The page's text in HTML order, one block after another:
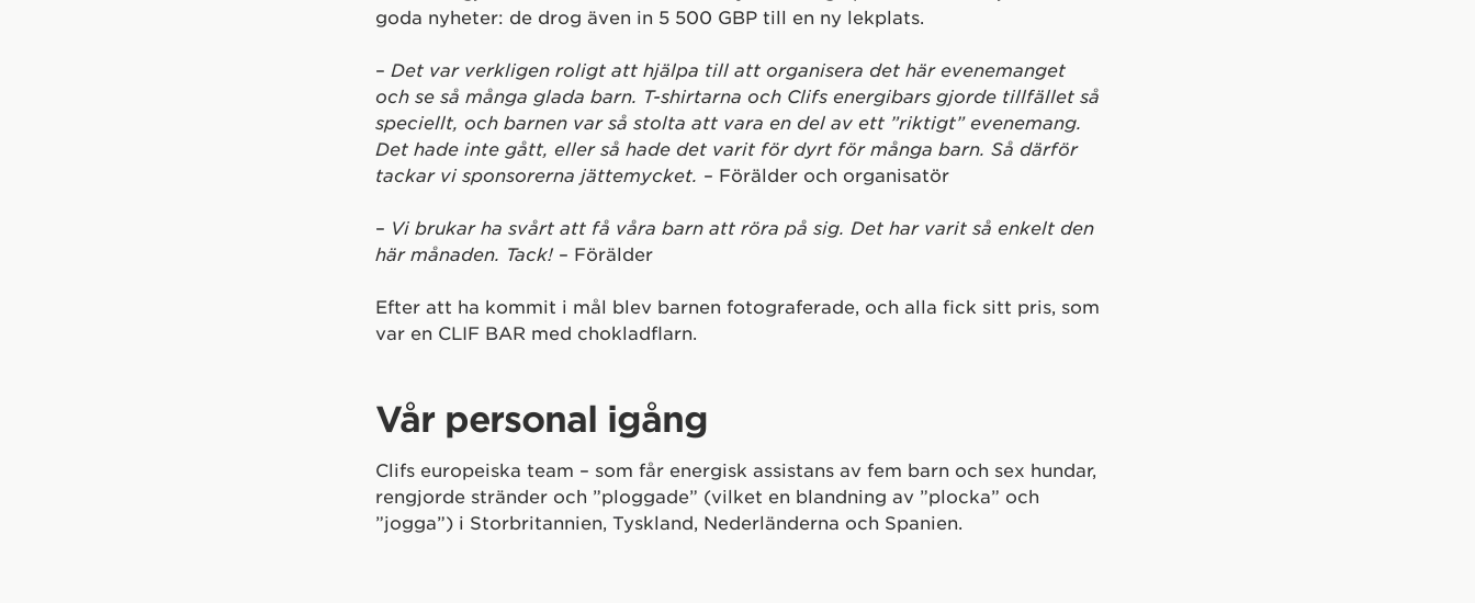
goda nyheter: de drog även in 5 500 GBP till en ny lekplats.
– Det var verkligen roligt att hjälpa till att organisera det här evenemanget
och se så många glada barn. T-shirtarna och Clifs energibars gjorde tillfället så
speciellt, och barnen var så stolta att vara en del av ett ”riktigt” evenemang.
Det hade inte gått, eller så hade det varit för dyrt för många barn. Så därför
tackar vi sponsorerna jättemycket. – Förälder och organisatör
– Vi brukar ha svårt att få våra barn att röra på sig. Det har varit så enkelt den
här månaden. Tack! – Förälder
Efter att ha kommit i mål blev barnen fotograferade, och alla fick sitt pris, som
var en CLIF BAR med chokladflarn.
Vår personal igång
Clifs europeiska team – som får energisk assistans av fem barn och sex hundar,
rengjorde stränder och ”ploggade” (vilket en blandning av ”plocka” och
”jogga”) i Storbritannien, Tyskland, Nederländerna och Spanien.